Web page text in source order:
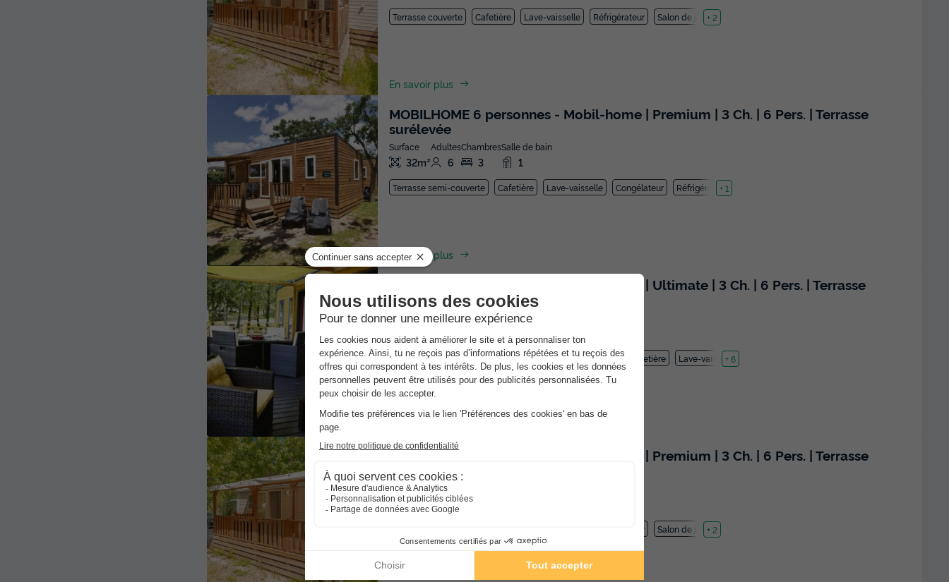
Terrasse couverte Cafetière Lave-vaisselle Réfrigérateur Salon de jardin
+ 2
En savoir plus
MOBILHOME 6 personnes - Mobil-home | Premium | 3 Ch. | 6 Pers. | Terrasse
surélevée
Surface
32m²
Adultes
6
Chambres
3
Salle de bain
1
Terrasse semi-couverte Cafetière Lave-vaisselle Congélateur Réfrigérateur
+ 1
En savoir plus
MOBILHOME 6 personnes - Mobil-home | Ultimate | 3 Ch. | 6 Pers. | Terrasse
surélevée | Clim. | TV
Surface
40m²
Adultes
6
Chambres
3
Salle de bain
Terrasse couverte Climatisation Animaux autorisés * Cafetière Lave-vaisselle
+ 6
MOBILHOME 6 personnes - Mobil-home | Premium | 3 Ch. | 6 Pers. | Terrasse
surélevée | Clim.
Surface
32m²
Adultes
6
Réfrigérateur Salon de jardin
+ 2